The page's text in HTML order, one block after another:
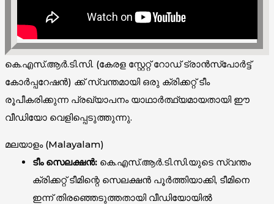
കെ.എസ്.ആർ.ടി.സി. (കേരള സ്റ്റേറ്റ് റോഡ് ട്രാൻസ്‌പോർട്ട്
കോർപ്പറേഷൻ) ക്ക് സ്വന്തമായി ഒരു ക്രിക്കറ്റ് ടീം
രൂപീകരിക്കുന്ന പ്രഖ്യാപനം യാഥാർത്ഥ്യമായതായി ഈ
വീഡിയോ വെളിപ്പെടുത്തുന്നു.
മലയാളം (Malayalam)
ടീം സെലക്ഷൻ:കെ.എസ്.ആർ.ടി.സി.യുടെ സ്വന്തം
ക്രിക്കറ്റ് ടീമിന്റെ സെലക്ഷൻ പൂർത്തിയാക്കി, ടീമിനെ
ഇന്ന് തിരഞ്ഞെടുത്തതായി വീഡിയോയിൽ